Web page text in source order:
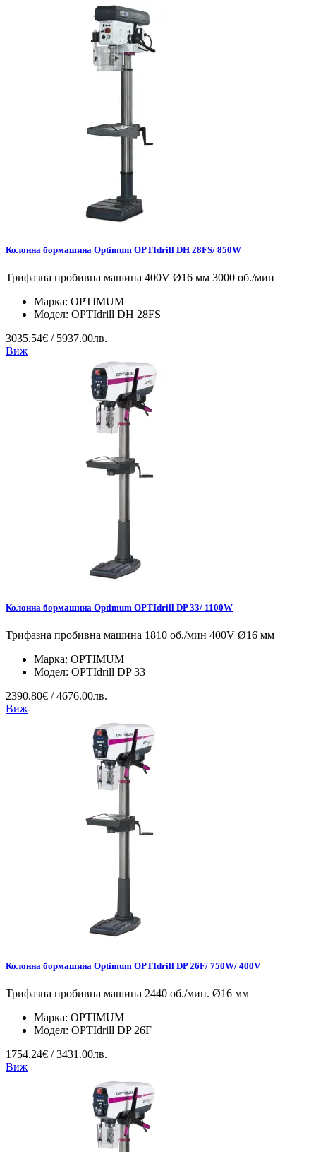
Колонна бормашина Optimum OPTIdrill DH 28FS/ 850W
Трифазна пробивна машина 400V Ø16 мм 3000 об./мин
Марка: OPTIMUM
Модел: OPTIdrill DH 28FS
3035.54€ / 5937.00лв.
Виж
Колонна бормашина Optimum OPTIdrill DP 33/ 1100W
Трифазна пробивна машина 1810 об./мин 400V Ø16 мм
Марка: OPTIMUM
Модел: OPTIdrill DP 33
2390.80€ / 4676.00лв.
Виж
Колонна бормашина Optimum OPTIdrill DP 26F/ 750W/ 400V
Трифазна пробивна машина 2440 об./мин. Ø16 мм
Марка: OPTIMUM
Модел: OPTIdrill DP 26F
1754.24€ / 3431.00лв.
Виж